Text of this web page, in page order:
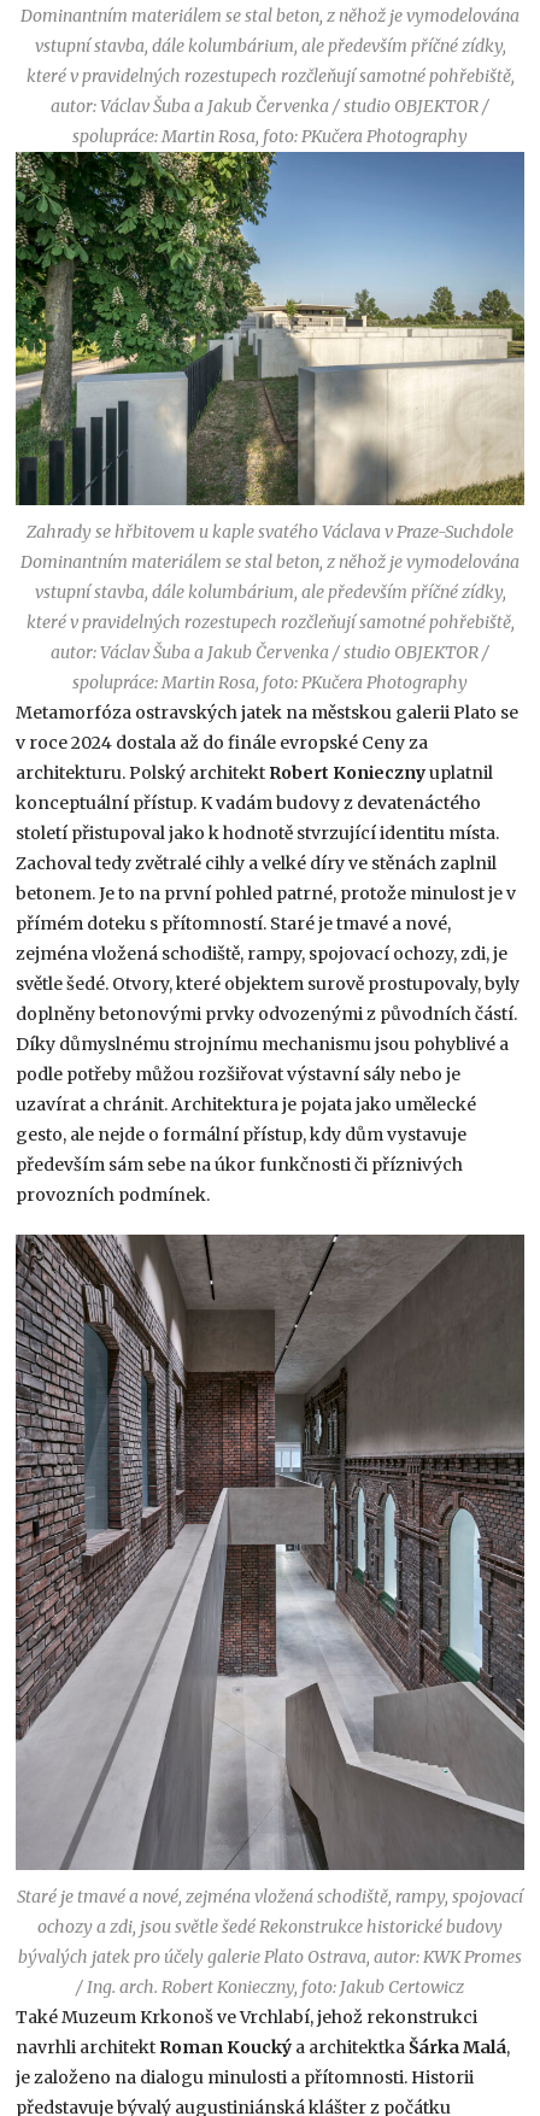
Dominantním materiálem se stal beton, z něhož je vymodelována
vstupní stavba, dále kolumbárium, ale především příčné zídky,
které v pravidelných rozestupech rozčleňují samotné pohřebiště,
autor: Václav Šuba a Jakub Červenka / studio OBJEKTOR /
spolupráce: Martin Rosa, foto: PKučera Photography
Zahrady se hřbitovem u kaple svatého Václava v Praze-Suchdole
Dominantním materiálem se stal beton, z něhož je vymodelována
vstupní stavba, dále kolumbárium, ale především příčné zídky,
které v pravidelných rozestupech rozčleňují samotné pohřebiště,
autor: Václav Šuba a Jakub Červenka / studio OBJEKTOR /
spolupráce: Martin Rosa, foto: PKučera Photography
Metamorfóza ostravských jatek na městskou galerii Plato se
v roce 2024 dostala až do finále evropské Ceny za
architekturu. Polský architekt Robert Koniecznyuplatnil
konceptuální přístup. K vadám budovy z devatenáctého
století přistupoval jako k hodnotě stvrzující identitu místa.
Zachoval tedy zvětralé cihly a velké díry ve stěnách zaplnil
betonem. Je to na první pohled patrné, protože minulost je v
přímém doteku s přítomností. Staré je tmavé a nové,
zejména vložená schodiště, rampy, spojovací ochozy, zdi, je
světle šedé. Otvory, které objektem surově prostupovaly, byly
doplněny betonovými prvky odvozenými z původních částí.
Díky důmyslnému strojnímu mechanismu jsou pohyblivé a
podle potřeby můžou rozšiřovat výstavní sály nebo je
uzavírat a chránit. Architektura je pojata jako umělecké
gesto, ale nejde o formální přístup, kdy dům vystavuje
především sám sebe na úkor funkčnosti či příznivých
provozních podmínek.
Staré je tmavé a nové, zejména vložená schodiště, rampy, spojovací
ochozy a zdi, jsou světle šedé Rekonstrukce historické budovy
bývalých jatek pro účely galerie Plato Ostrava, autor: KWK Promes
/ Ing. arch. Robert Konieczny, foto: Jakub Certowicz
Také Muzeum Krkonoš ve Vrchlabí, jehož rekonstrukci
navrhli architekt Roman Koucký a architektkaŠárka Malá,
je založeno na dialogu minulosti a přítomnosti. Historii
představuje bývalý augustiniánská klášter z počátku